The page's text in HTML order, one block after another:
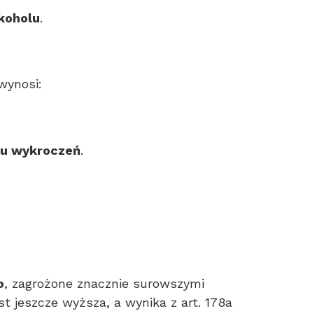
.
wykroczeń.
, zagrożone znacznie surowszymi
jeszcze wyższa, a wynika z art. 178a